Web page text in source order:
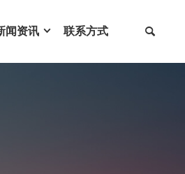
闻资讯 联系方式